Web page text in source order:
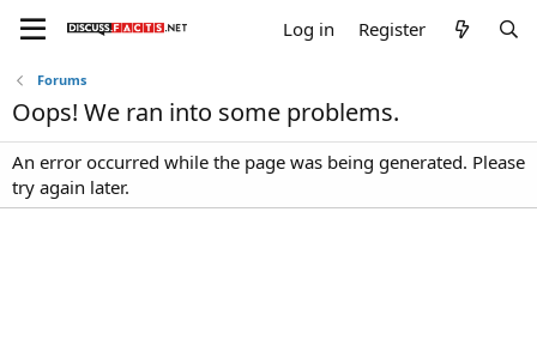
Log in Register
Forums
Oops! We ran into some problems.
An error occurred while the page was being generated. Please
try again later.